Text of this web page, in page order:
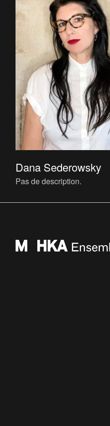
Dana Sederowsky
Pas de description.